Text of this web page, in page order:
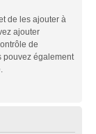
de les ajouter à
ajouter
de
pouvez également